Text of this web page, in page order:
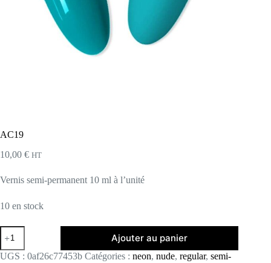
AC19
10,00 € HT
Vernis semi-permanent 10 ml à l’unité
10 en stock
quantité
de
AC19
Ajouter au panier
UGS : 0af26c77453b Catégories : neon, nude, regular, semi-